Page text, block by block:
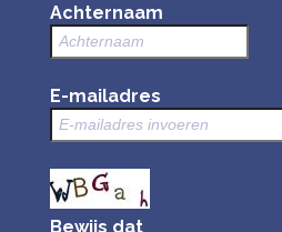
Achternaam
E-mailadres
Bewijs dat